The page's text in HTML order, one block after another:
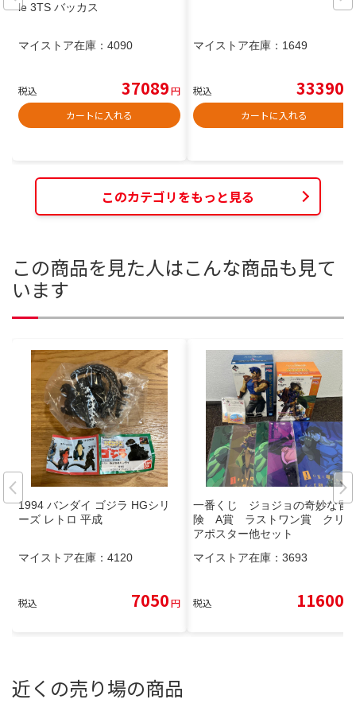
le 3TS バッカス
マイストア在庫： 4090
税込 37089円
カートに入れる
マイストア在庫： 1649
税込 33390
カートに入れる
このカテゴリをもっと見る
この商品を見た人はこんな商品も見て
います
1994 バンダイ ゴジラ HGシリ
ーズ レトロ 平成
マイストア在庫： 4120
税込 7050円
一番くじ ジョジョの奇妙な冒
険 A賞 ラストワン賞 クリ
アポスター他セット
マイストア在庫： 3693
税込 11600
近くの売り場の商品